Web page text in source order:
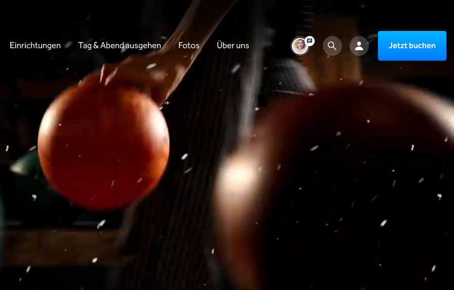
Einrichtungen Tag & Abend ausgehen Fotos Über uns Jetzt buchen